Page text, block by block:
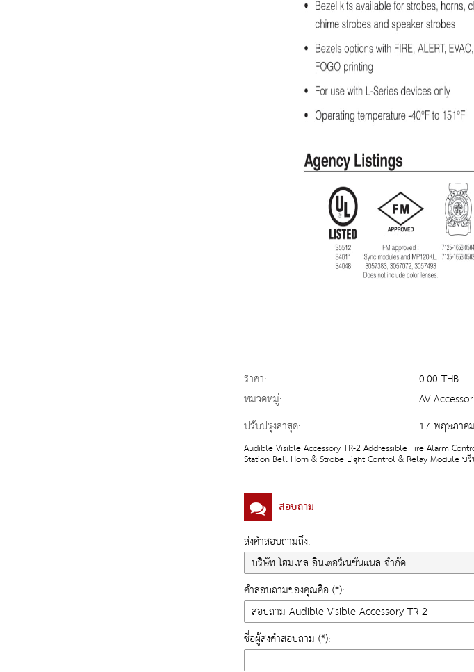
ราคา:
0.00 THB
หมวดหมู่:
AV
ปรับปรุงล่าสุด:
17 พฤษภาค
Audible Visible Accessory TR-2 Addressible Fire Alarm
Station Bell Horn & Strobe Light Control & Relay Module บ
สอบถาม
ส่งคำสอบถามถึง:
คำสอบถามของคุณคือ (*):
ชื่อผู้ส่งคำสอบถาม (*):